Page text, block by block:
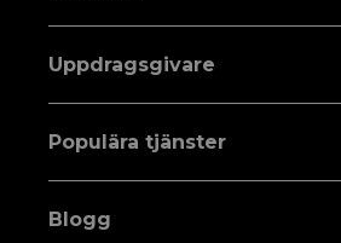
Uppdragsgivare
Populära tjänster
Blogg